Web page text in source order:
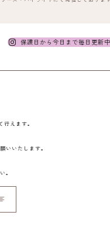
保護日から今日まで毎日更新中
えます。
いいたします。
。